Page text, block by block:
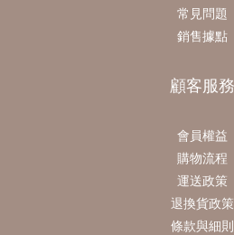
常見問題
銷售據點
顧客服務
會員權益
購物流程
運送政策
退換貨政策
條款與細則